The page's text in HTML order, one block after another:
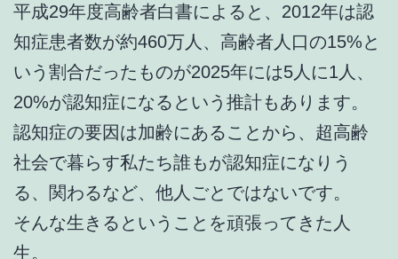
平成29年度高齢者白書によると、2012年は認
知症患者数が約460万人、高齢者人口の15%と
いう割合だったものが2025年には5人に1人、
20%が認知症になるという推計もあります。
認知症の要因は加齢にあることから、超高齢
社会で暮らす私たち誰もが認知症になりう
る、関わるなど、他人ごとではないです。
そんな生きるということを頑張ってきた人
生。